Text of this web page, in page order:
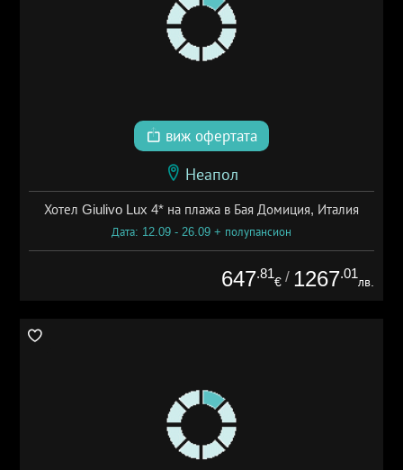
виж офертата
Неапол
Хотел Giulivo Lux 4* на плажа в Бая Домиция, Италия
Дата: 12.09 - 26.09 + полупансион
647.81
€ / 1267.01
лв.